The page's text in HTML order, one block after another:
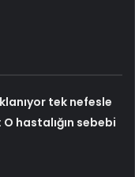
tek nefesle
hastalığın sebebi